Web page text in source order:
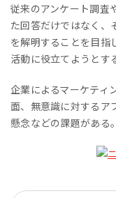
従来のアンケート調査
た回答だけではなく、
を解明することを目指
活動に役立てようとす
企業によるマーケティ
面、無意識に対するア
懸念などの課題がある。